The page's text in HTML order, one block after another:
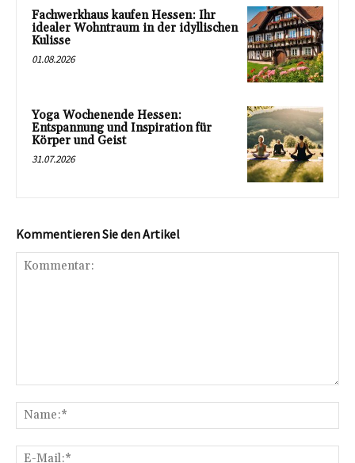
Fachwerkhaus kaufen Hessen: Ihr
idealer Wohntraum in der idyllischen
Kulisse
01.08.2026
Yoga Wochenende Hessen:
Entspannung und Inspiration für
Körper und Geist
31.07.2026
Kommentieren Sie den Artikel